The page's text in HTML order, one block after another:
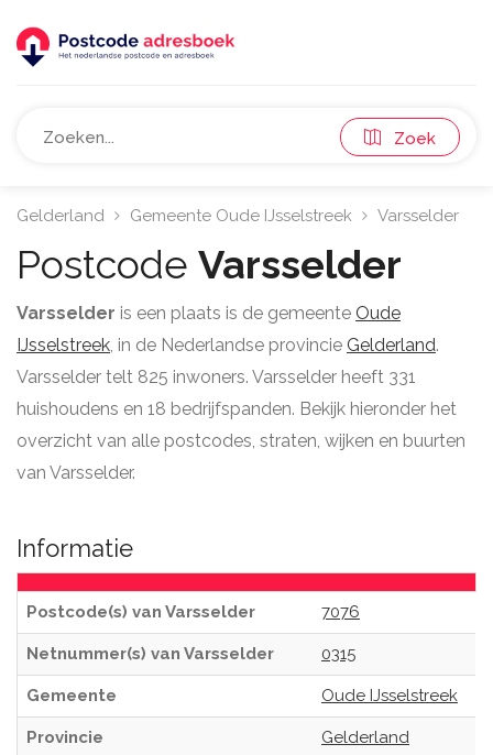
Zoek
Gelderland Gemeente Oude IJsselstreek Varsselder
Postcode Varsselder
Varsselder is een plaats is de gemeente Oude
IJsselstreek, in de Nederlandse provincie Gelderland.
Varsselder telt 825 inwoners. Varsselder heeft 331
huishoudens en 18 bedrijfspanden. Bekijk hieronder het
overzicht van alle postcodes, straten, wijken en buurten
van Varsselder.
Informatie
Postcode(s) van Varsselder 7076
Netnummer(s) van Varsselder 0315
Gemeente Oude IJsselstreek
Provincie Gelderland